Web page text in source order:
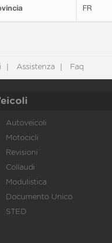
FR
Assistenza Faq
Autoveicoli
Motocicli
Revisioni
Collaudi
Modulistica
Documento Unico
STED